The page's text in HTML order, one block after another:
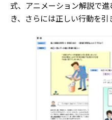
式、アニメーション解説で
き、さらには正しい行動を引